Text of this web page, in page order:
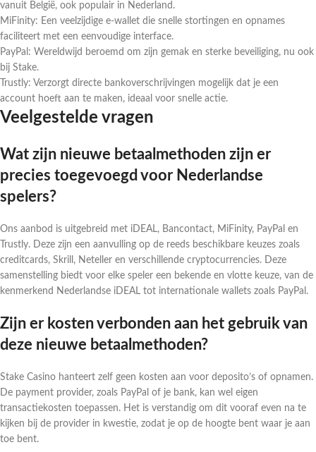
vanuit België, ook populair in Nederland.
MiFinity: Een veelzijdige e-wallet die snelle stortingen en opnames
faciliteert met een eenvoudige interface.
PayPal: Wereldwijd beroemd om zijn gemak en sterke beveiliging, nu ook
bij Stake.
Trustly: Verzorgt directe bankoverschrijvingen mogelijk dat je een
account hoeft aan te maken, ideaal voor snelle actie.
Veelgestelde vragen
Wat zijn nieuwe betaalmethoden zijn er
precies toegevoegd voor Nederlandse
spelers?
Ons aanbod is uitgebreid met iDEAL, Bancontact, MiFinity, PayPal en
Trustly. Deze zijn een aanvulling op de reeds beschikbare keuzes zoals
creditcards, Skrill, Neteller en verschillende cryptocurrencies. Deze
samenstelling biedt voor elke speler een bekende en vlotte keuze, van de
kenmerkend Nederlandse iDEAL tot internationale wallets zoals PayPal.
Zijn er kosten verbonden aan het gebruik van
deze nieuwe betaalmethoden?
Stake Casino hanteert zelf geen kosten aan voor deposito’s of opnamen.
De payment provider, zoals PayPal of je bank, kan wel eigen
transactiekosten toepassen. Het is verstandig om dit vooraf even na te
kijken bij de provider in kwestie, zodat je op de hoogte bent waar je aan
toe bent.